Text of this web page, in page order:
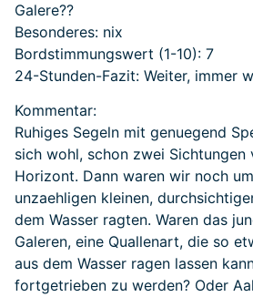
Galere??
Besonderes: nix
Bordstimmungswert (1-10): 7
24-Stunden-Fazit: Weiter, immer
Kommentar:
Ruhiges Segeln mit genuegend
sich wohl, schon zwei Sichtungen
Horizont. Dann waren wir noch
unzaehligen kleinen,
dem Wasser ragten. Waren das
Galeren, eine Quallenart, die so
aus dem Wasser ragen lassen
fortgetrieben zu werden? Oder